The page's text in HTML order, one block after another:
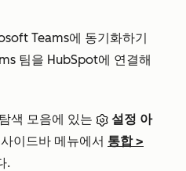
Teams에 동기화하기
팀을 HubSpot에 연결해
색 모음에 있는
설정 아
이드바 메뉴에서 통합>
.